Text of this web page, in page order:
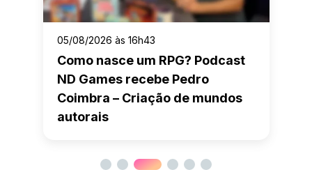
05/08/2026 às 16h43
Como nasce um RPG? Podcast
ND Games recebe Pedro
Coimbra – Criação de mundos
autorais